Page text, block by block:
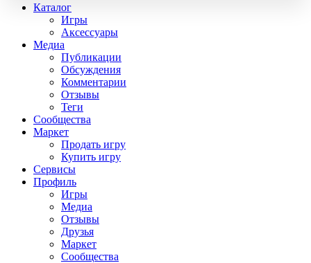
Каталог
Игры
Аксессуары
Медиа
Публикации
Обсуждения
Комментарии
Отзывы
Теги
Сообщества
Маркет
Продать игру
Купить игру
Сервисы
Профиль
Игры
Медиа
Отзывы
Друзья
Маркет
Сообщества